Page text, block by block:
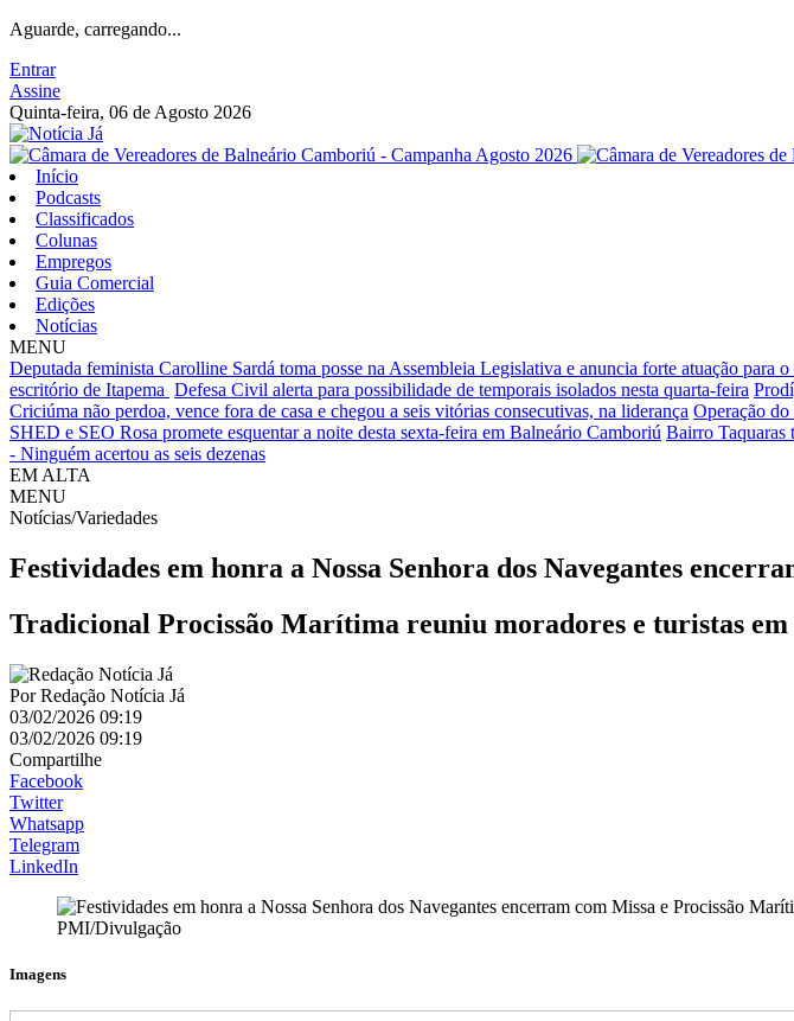
Aguarde, carregando...
Entrar
Assine
Quinta-feira, 06 de Agosto 2026
Início
Podcasts
Classificados
Colunas
Empregos
Guia Comercial
Edições
Notícias
MENU
Deputada feminista Carolline Sardá toma posse na Assembleia Legislativa e anuncia forte atuação para
escritório de Itapema Defesa Civil alerta para possibilidade de temporais isolados nesta quarta-feira
Criciúma não perdoa, vence fora de casa e chegou a seis vitórias consecutivas, na liderança Operação
SHED e SEO Rosa promete esquentar a noite desta sexta-feira em Balneário Camboriú Bairro Taquaras
- Ninguém acertou as seis dezenas
EM ALTA
MENU
Notícias/Variedades
Festividades em honra a Nossa Senhora dos Navegantes
Tradicional Procissão Marítima reuniu moradores e turistas em
PorRedação Notícia Já
03/02/2026 09:19
03/02/2026 09:19
Compartilhe
Facebook
Twitter
Whatsapp
Telegram
LinkedIn
PMI/Divulgação
Imagens